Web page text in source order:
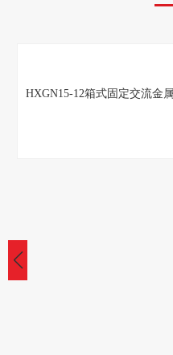
XGN66-12（Z)固定式封闭式